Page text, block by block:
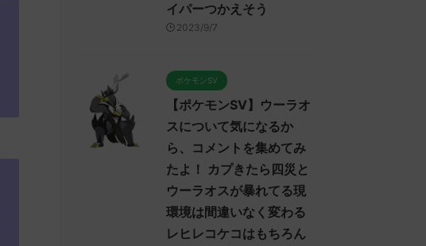
イパーつかえそう
2023/9/7
ポケモンSV
【ポケモンSV】ウーラオ
スについて気になるか
ら、コメントを集めてみ
たよ！ カプきたら四災と
ウーラオスが暴れてる現
環境は間違いなく変わる
レヒレコケコはもちろん